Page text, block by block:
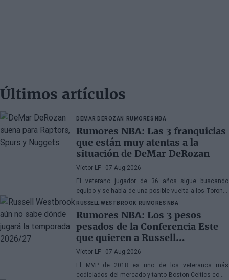
Últimos artículos
DEMAR DEROZAN RUMORES NBA
Rumores NBA: Las 3 franquicias
que están muy atentas a la
situación de DeMar DeRozan
Víctor LF - 07 Aug 2026
El veterano jugador de 36 años sigue buscando
equipo y se habla de una posible vuelta a los Toronto
Raptors o San Antonio Spurs, mientras Denver
Nuggets también forma parte de la ecuación
RUSSELL WESTBROOK RUMORES NBA
Rumores NBA: Los 3 pesos
pesados de la Conferencia Este
que quieren a Russell
Westbrook
Víctor LF - 07 Aug 2026
El MVP de 2018 es uno de los veteranos más
codiciados del mercado y tanto Boston Celtics como